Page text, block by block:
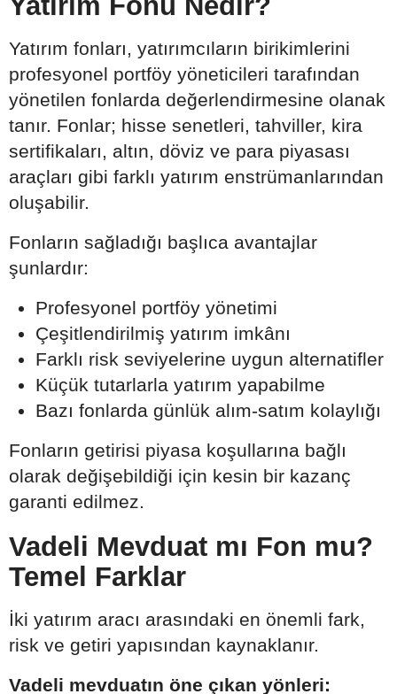
Yatırım fonları, yatırımcıların birikimlerini
profesyonel portföy yöneticileri tarafından
yönetilen fonlarda değerlendirmesine olanak
tanır. Fonlar; hisse senetleri, tahviller, kira
sertifikaları, altın, döviz ve para piyasası
araçları gibi farklı yatırım enstrümanlarından
oluşabilir.
Fonların sağladığı başlıca avantajlar
şunlardır:
Profesyonel portföy yönetimi
Çeşitlendirilmiş yatırım imkânı
Farklı risk seviyelerine uygun alternatifler
Küçük tutarlarla yatırım yapabilme
Bazı fonlarda günlük alım-satım kolaylığı
Fonların getirisi piyasa koşullarına bağlı
olarak değişebildiği için kesin bir kazanç
garanti edilmez.
Vadeli Mevduat mı Fon mu?
Temel Farklar
İki yatırım aracı arasındaki en önemli fark,
risk ve getiri yapısından kaynaklanır.
Vadeli mevduatın öne çıkan yönleri: